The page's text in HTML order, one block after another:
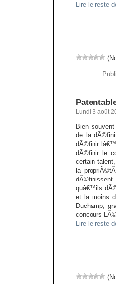
Lire le reste
Lundi 3 août
Bien
de la
dÃ©finir
dÃ©finir le
certain
la
quâ€™ils
et la moins
Duchamp,
concours
Lire le reste